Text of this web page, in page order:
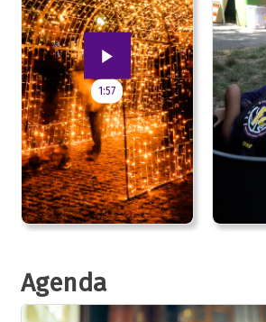
1:57
Agenda